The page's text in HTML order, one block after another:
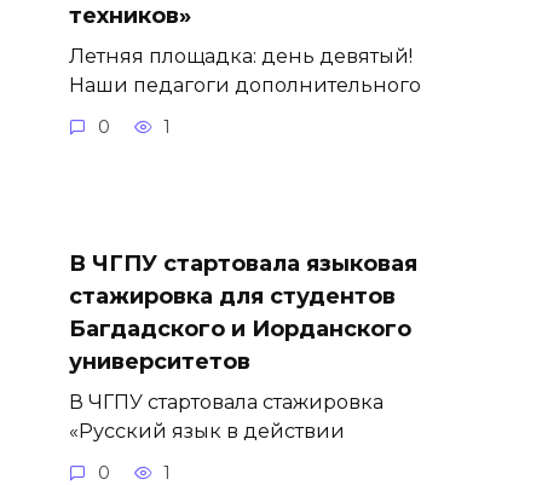
техников»
Летняя площадка: день девятый!
Наши педагоги дополнительного
0 1
В ЧГПУ стартовала языковая
стажировка для студентов
Багдадского и Иорданского
университетов
В ЧГПУ стартовала стажировка
«Русский язык в действии
0 1